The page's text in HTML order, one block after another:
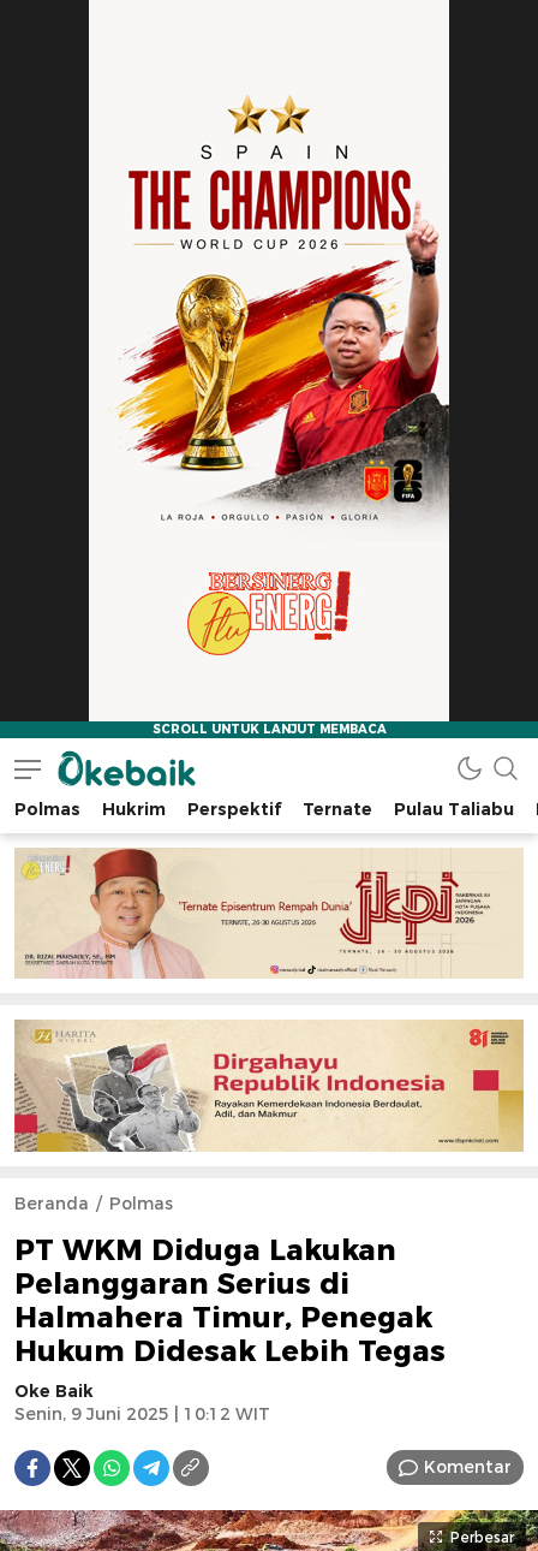
Okebaik.id
Baiknya Dibaca
Polmas Hukrim Perspektif Ternate Pulau Taliabu
Beranda Polmas
PT WKM Diduga Lakukan
Pelanggaran Serius di
Halmahera Timur, Penegak
Hukum Didesak Lebih Tegas
Oke Baik
Senin, 9 Juni 2025 | 10:12 WIT
Komentar
Perbesar